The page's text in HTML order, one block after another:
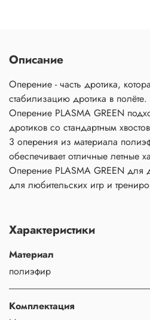
Описание
Оперение - часть дротика,
стабилизацию дротика в полёте.
Оперение PLASMA GREEN
дротиков со стандартным
3 оперения из материала
обеспечивает отличные летные
Оперение PLASMA GREEN для
для любительских игр и
Характеристики
Материал
полиэфир
Комплектация